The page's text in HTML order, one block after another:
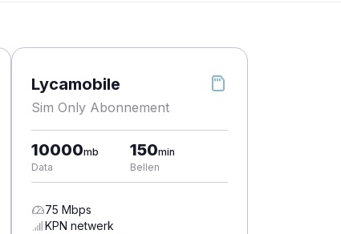
Lycamobile
Sim Only Abonnement
10000mb
Data
150min
Bellen
75 Mbps
KPN netwerk